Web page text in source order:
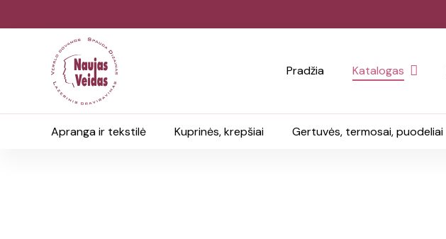
Pradžia Katalogas
Apranga ir tekstilė Kuprinės, krepšiai Gertuvės, termosai, puodeliai